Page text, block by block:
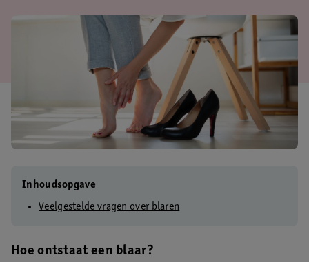
Inhoudsopgave
Veelgestelde vragen over blaren
Hoe ontstaat een blaar?